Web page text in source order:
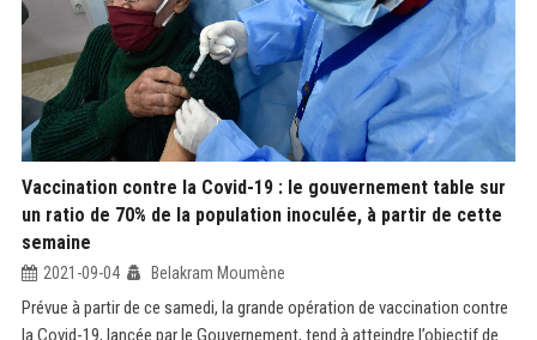
Vaccination contre la Covid-19 : le gouvernement table sur
un ratio de 70% de la population inoculée, à partir de cette
semaine
2021-09-04 Belakram Moumène
Prévue à partir de ce samedi, la grande opération de vaccination contre
la Covid-19, lancée par le Gouvernement, tend à atteindre l’objectif de